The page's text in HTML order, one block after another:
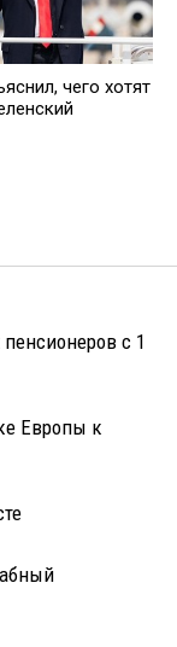
чего хотят
с 1
Европы к